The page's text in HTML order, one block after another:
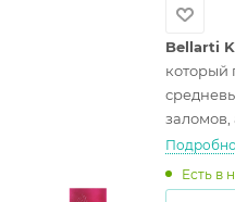
Bellarti
который
заломов,
Есть в